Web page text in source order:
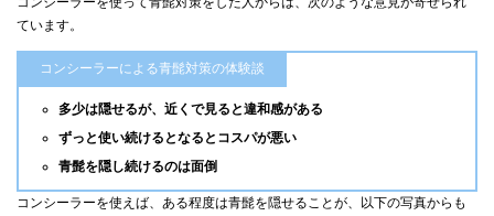
ています。
コンシーラーによる青髭対策の体験談
多少は隠せるが、近くで見ると違和感がある
ずっと使い続けるとなるとコスパが悪い
青髭を隠し続けるのは面倒
コンシーラーを使えば、ある程度は青髭を隠せることが、以下の写真からも